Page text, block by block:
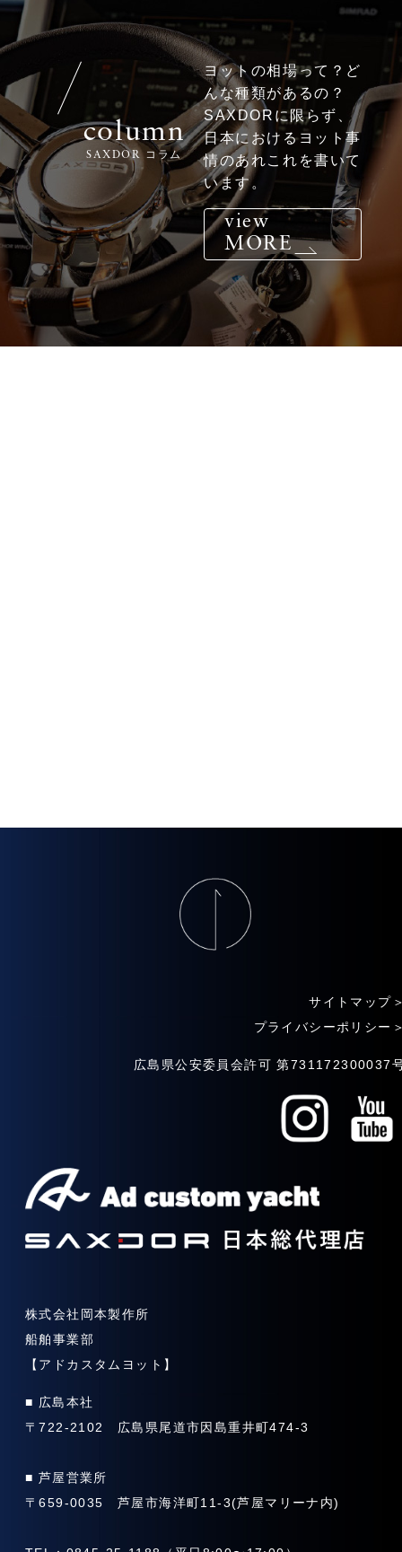
column
SAXDOR コラム
ヨットの相場って？ど
んな種類があるの？
SAXDORに限らず、
日本におけるヨット事
情のあれこれを書いて
います。
view
MORE
サイトマップ
プライバシーポリシー
広島県公安委員会許可 第731172300037
株式会社岡本製作所
船舶事業部
【アドカスタムヨット】
■ 広島本社
〒722-2102 広島県尾道市因島重井町474-3
■ 芦屋営業所
〒659-0035 芦屋市海洋町11-3(芦屋マリーナ内)